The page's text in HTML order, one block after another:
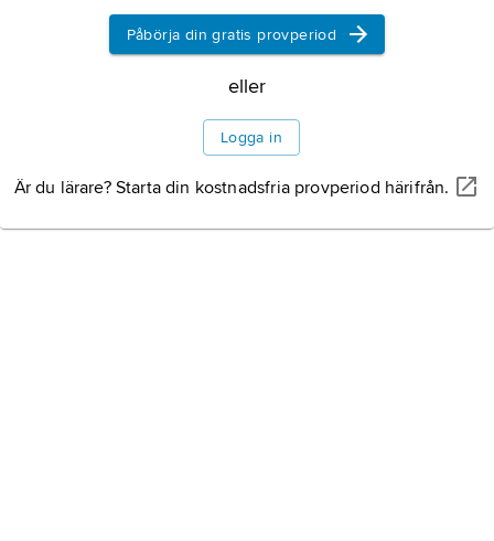
Påbörja din gratis provperiod
eller
Logga in
Är du lärare? Starta din kostnadsfria provperiod härifrån.